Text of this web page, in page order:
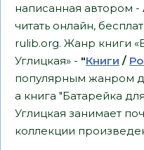
написанная автором -
читать онлайн,
rulib.org. Жанр книги
Углицкая» - "Книги /
популярным жанром
а книга "Батарейка
Углицкая занимает
коллекции